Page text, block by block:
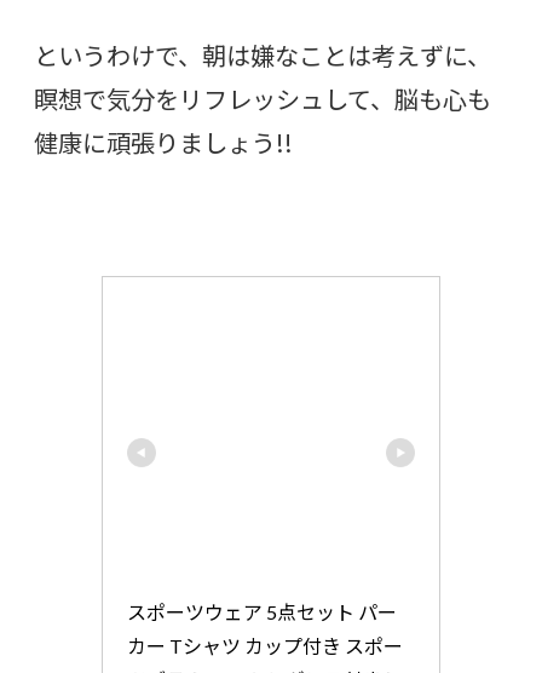
というわけで、朝は嫌なことは考えずに、
瞑想で気分をリフレッシュして、脳も心も
健康に頑張りましょう!!
スポーツウェア 5点セット パー
カー Tシャツ カップ付き スポー